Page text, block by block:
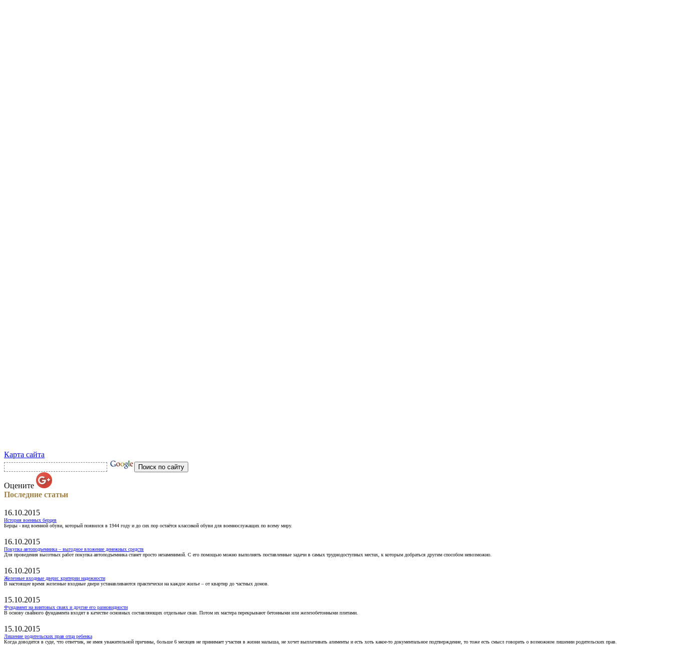
Карта сайта
Оцените
Последние статьи
16.10.2015
История военных берцев
Берцы - вид военной обуви, который появился в 1944 году и до сих пор остаётся классикой обуви для военнослужащих по всему миру.
16.10.2015
Покупка автоподъемника – выгодное вложение денежных средств
Для проведения высотных работ покупка автоподъемника станет просто незаменимой. С его помощью можно выполнять поставленные задачи в самых труднодоступных местах, к которым добраться другим способом невозможно.
16.10.2015
Железные входные двери: критерии надежности
В настоящее время железные входные двери устанавливаются практически на каждое жилье – от квартир до частных домов.
15.10.2015
Фундамент на винтовых сваях и другие его разновидности
В основу свайного фундамента входят в качестве основных составляющих отдельные сваи. Потом их мастера перекрывают бетонными или железобетонными плитами.
15.10.2015
Лишение родительских прав отца ребенка
Когда доводится в суде, что ответчик, не имея уважительной причины, больше 6 месяцев не принимает участия в жизни малыша, не хочет выплачивать алименты и есть хоть какое-то документальное подтверждение, то тоже есть смысл говорить о возможном лишении родительских прав.